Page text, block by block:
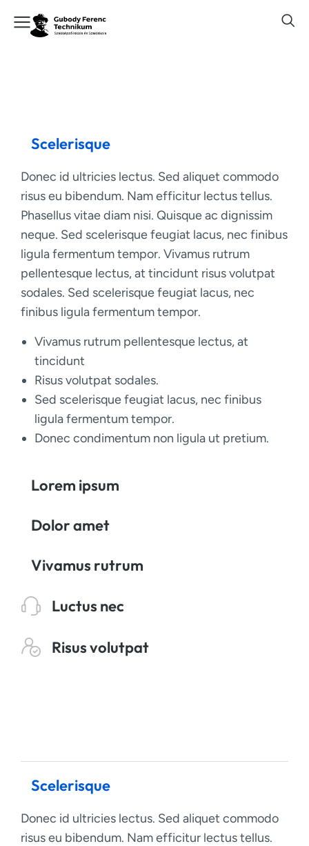
Scelerisque
Donec id ultricies lectus. Sed aliquet commodo
risus eu bibendum. Nam efficitur lectus tellus.
Phasellus vitae diam nisi. Quisque ac dignissim
neque. Sed scelerisque feugiat lacus, nec finibus
ligula fermentum tempor. Vivamus rutrum
pellentesque lectus, at tincidunt risus volutpat
sodales. Sed scelerisque feugiat lacus, nec
finibus ligula fermentum tempor.
Vivamus rutrum pellentesque lectus, at
tincidunt
Risus volutpat sodales.
Sed scelerisque feugiat lacus, nec finibus
ligula fermentum tempor.
Donec condimentum non ligula ut pretium.
Lorem ipsum
Dolor amet
Vivamus rutrum
Luctus nec
Risus volutpat
Scelerisque
Donec id ultricies lectus. Sed aliquet commodo
risus eu bibendum. Nam efficitur lectus tellus.